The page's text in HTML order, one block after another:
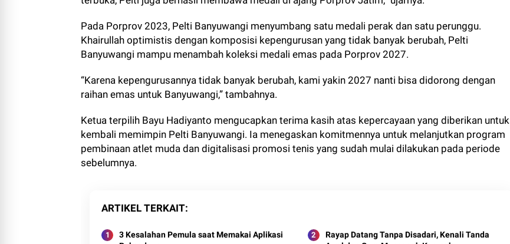
Pada Porprov 2023, Pelti Banyuwangi menyumbang satu medali perak dan satu perunggu.
Khairullah optimistis dengan komposisi kepengurusan yang tidak banyak berubah, Pelti
Banyuwangi mampu menambah koleksi medali emas pada Porprov 2027.
“Karena kepengurusannya tidak banyak berubah, kami yakin 2027 nanti bisa didorong dengan
raihan emas untuk Banyuwangi,” tambahnya.
Ketua terpilih Bayu Hadiyanto mengucapkan terima kasih atas kepercayaan yang diberikan untuk
kembali memimpin Pelti Banyuwangi. Ia menegaskan komitmennya untuk melanjutkan program
pembinaan atlet muda dan digitalisasi promosi tenis yang sudah mulai dilakukan pada periode
sebelumnya.
ARTIKEL TERKAIT
3 Kesalahan Pemula saat Memakai Aplikasi
Rayap Datang Tanpa Disadari, Kenali Tanda